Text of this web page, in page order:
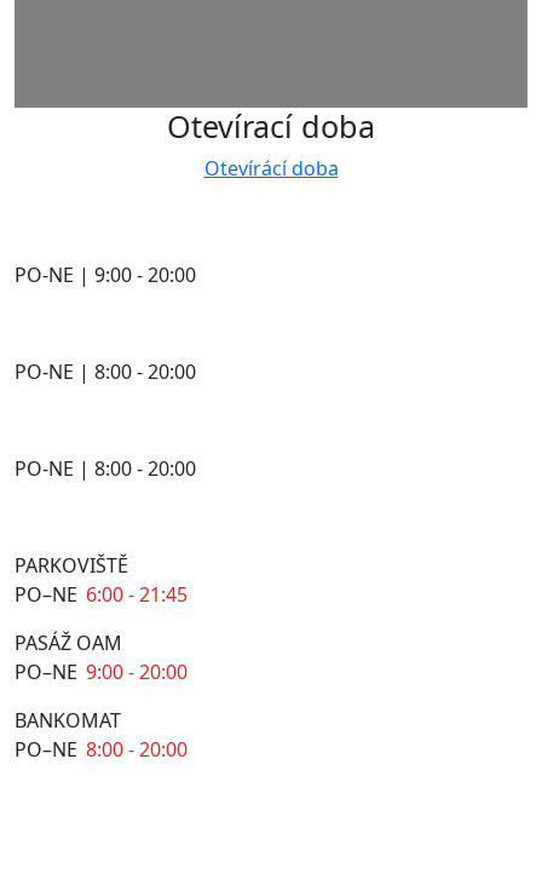
Otevírací doba
Otevírácí doba
PO-NE | 9:00 - 20:00
PO-NE | 8:00 - 20:00
PO-NE | 8:00 - 20:00
PARKOVIŠTĚ
PO–NE 6:00 - 21:45
PASÁŽ OAM
PO–NE 9:00 - 20:00
BANKOMAT
PO–NE 8:00 - 20:00